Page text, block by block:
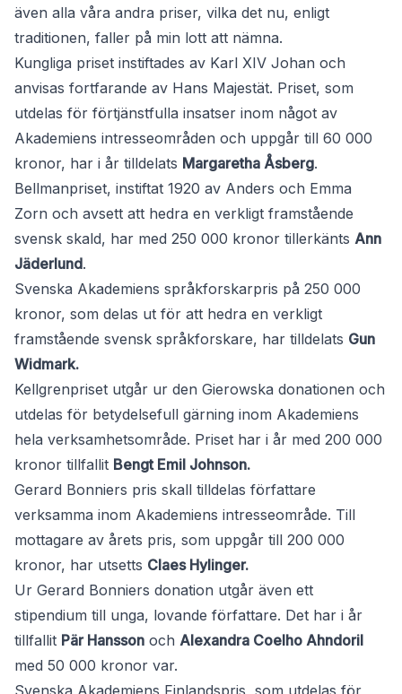
även alla våra andra priser, vilka det nu, enligt
traditionen, faller på min lott att nämna.
Kungliga priset instiftades av Karl XIV Johan och
anvisas fortfarande av Hans Majestät. Priset, som
utdelas för förtjänstfulla insatser inom något av
Akademiens intresseområden och uppgår till 60 000
kronor, har i år tilldelats Margaretha Åsberg.
Bellmanpriset, instiftat 1920 av Anders och Emma
Zorn och avsett att hedra en verkligt framstående
svensk skald, har med 250 000 kronor tillerkänts Ann
Jäderlund.
Svenska Akademiens språkforskarpris på 250 000
kronor, som delas ut för att hedra en verkligt
framstående svensk språkforskare, har tilldelats Gun
Widmark.
Kellgrenpriset utgår ur den Gierowska donationen och
utdelas för betydelsefull gärning inom Akademiens
hela verksamhetsområde. Priset har i år med 200 000
kronor tillfallit Bengt Emil Johnson.
Gerard Bonniers pris skall tilldelas författare
verksamma inom Akademiens intresseområde. Till
mottagare av årets pris, som uppgår till 200 000
kronor, har utsetts Claes Hylinger.
Ur Gerard Bonniers donation utgår även ett
stipendium till unga, lovande författare. Det har i år
tillfallit Pär Hansson och Alexandra Coelho Ahndoril
med 50 000 kronor var.